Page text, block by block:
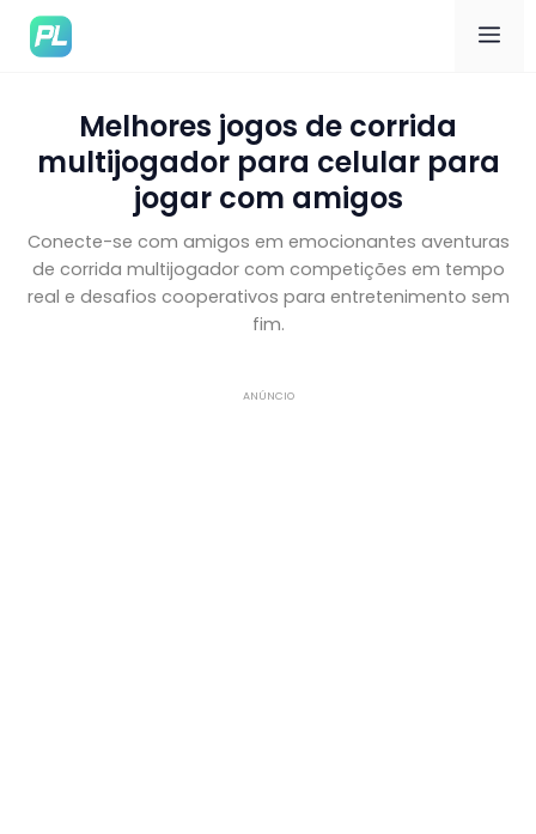
Melhores jogos de corrida
multijogador para celular para
jogar com amigos
Conecte-se com amigos em emocionantes aventuras
de corrida multijogador com competições em tempo
real e desafios cooperativos para entretenimento sem
fim.
ANÚNCIO